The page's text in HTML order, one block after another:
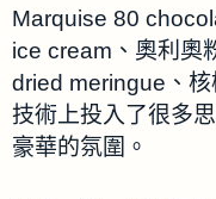
Marquise 80
ice cream、奧利奧
dried meringue、
技術上投入了很多
豪華的氛圍。